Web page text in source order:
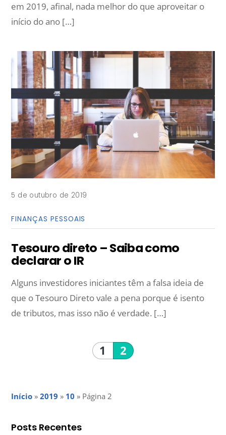
em 2019, afinal, nada melhor do que aproveitar o
início do ano […]
5 de outubro de 2019
FINANÇAS PESSOAIS
Tesouro direto – Saiba como
declarar o IR
Alguns investidores iniciantes têm a falsa ideia de
que o Tesouro Direto vale a pena porque é isento
de tributos, mas isso não é verdade. […]
1 2
Início » 2019 » 10 » Página 2
Posts Recentes